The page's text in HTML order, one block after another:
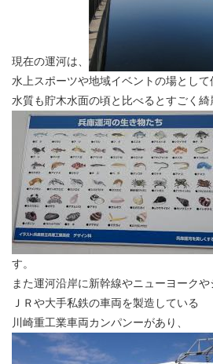
現在の運河は、
水上スポーツや地域イベントの場として
水質も貯木水面の頃と比べるとすごく綺
す。
また運河沿岸に新幹線やニューヨークや
ＪＲや大手私鉄の車両を製造している
川崎重工業車両カンパンーがあり、